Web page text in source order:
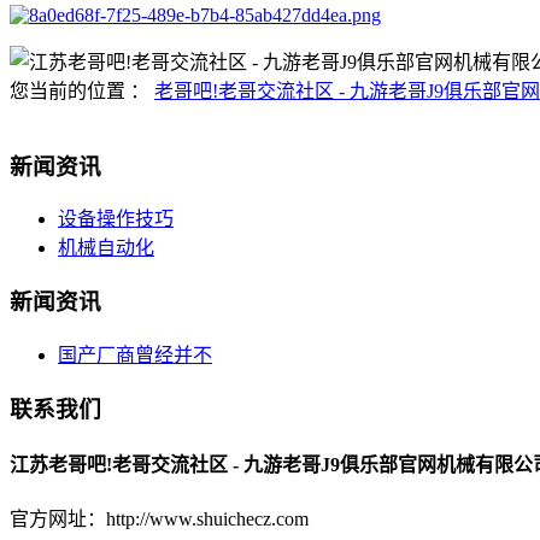
您当前的位置 ： 老哥吧!老哥交流社区 - 九游老哥J9俱乐部官网
新闻资讯
设备操作技巧
机械自动化
新闻资讯
国产厂商曾经并不
联系我们
江苏老哥吧!老哥交流社区 - 九游老哥J9俱乐部官网机械有限公
官方网址：http://www.shuichecz.com